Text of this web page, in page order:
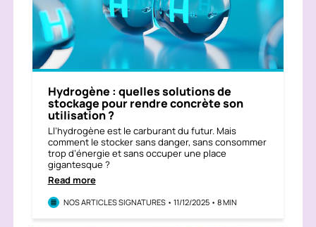
Hydrogène : quelles solutions de
stockage pour rendre concrète son
utilisation ?
Ll’hydrogène est le carburant du futur. Mais
comment le stocker sans danger, sans consommer
trop d’énergie et sans occuper une place
gigantesque ?
Read more
NOS ARTICLES SIGNATURES • 11/12/2025 • 8 MIN